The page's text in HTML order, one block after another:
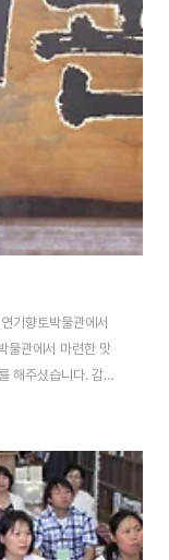
기향토박물관에서
물관에서 마련한 맛
해주셨습니다. 감사
준비해주셨다. 각 도
주도서관 이인하 관